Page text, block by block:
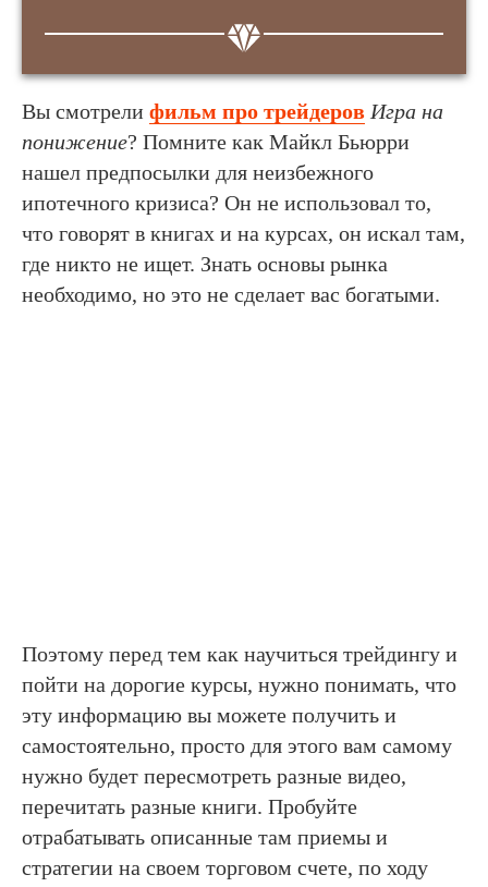
Вы смотрели фильм про трейдеров Игра на
понижение? Помните как Майкл Бьюрри
нашел предпосылки для неизбежного
ипотечного кризиса? Он не использовал то,
что говорят в книгах и на курсах, он искал там,
где никто не ищет. Знать основы рынка
необходимо, но это не сделает вас богатыми.
Поэтому перед тем как научиться трейдингу и
пойти на дорогие курсы, нужно понимать, что
эту информацию вы можете получить и
самостоятельно, просто для этого вам самому
нужно будет пересмотреть разные видео,
перечитать разные книги. Пробуйте
отрабатывать описанные там приемы и
стратегии на своем торговом счете, по ходу